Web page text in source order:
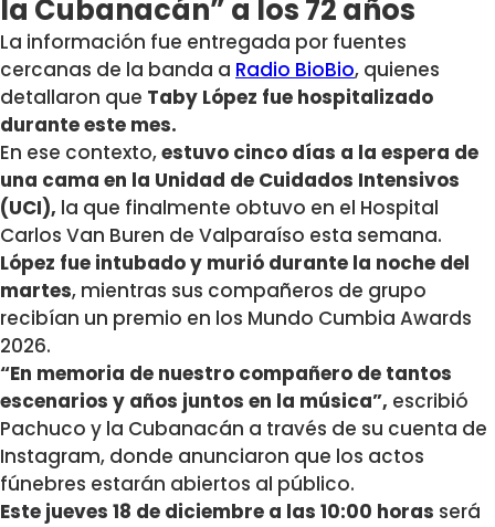
la Cubanacán” a los 72 años
La información fue entregada por fuentes
cercanas de la banda a Radio BioBio, quienes
detallaron que Taby López fue hospitalizado
durante este mes.
En ese contexto,estuvo cinco días a la espera de
una cama en la Unidad de Cuidados Intensivos
(UCI), la que finalmente obtuvo en el Hospital
Carlos Van Buren de Valparaíso esta semana.
López fue intubado y murió durante la noche del
martes, mientras sus compañeros de grupo
recibían un premio en los Mundo Cumbia Awards
2026.
“En memoria de nuestro compañero de tantos
escenarios y años juntos en la música”, escribió
Pachuco y la Cubanacán a través de su cuenta de
Instagram, donde anunciaron que los actos
fúnebres estarán abiertos al público.
Este jueves 18 de diciembre a las 10:00 horas será